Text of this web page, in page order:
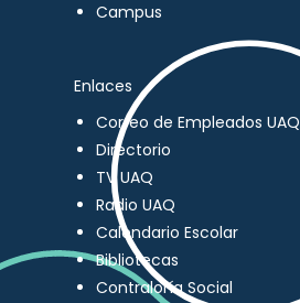
Campus
Enlaces
Correo de Empleados UAQ
Directorio
TV UAQ
Radio UAQ
Calendario Escolar
Bibliotecas
Contraloría Social